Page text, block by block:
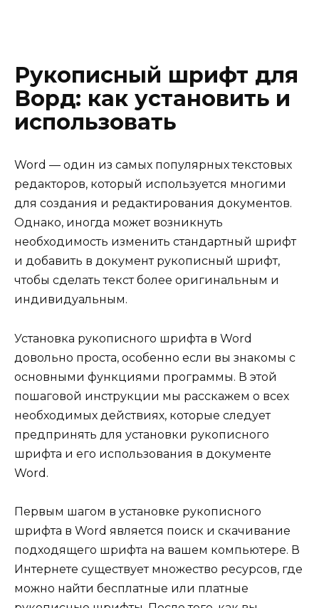
Рукописный шрифт для
Ворд: как установить и
использовать
Word — один из самых популярных текстовых
редакторов, который используется многими
для создания и редактирования документов.
Однако, иногда может возникнуть
необходимость изменить стандартный шрифт
и добавить в документ рукописный шрифт,
чтобы сделать текст более оригинальным и
индивидуальным.
Установка рукописного шрифта в Word
довольно проста, особенно если вы знакомы с
основными функциями программы. В этой
пошаговой инструкции мы расскажем о всех
необходимых действиях, которые следует
предпринять для установки рукописного
шрифта и его использования в документе
Word.
Первым шагом в установке рукописного
шрифта в Word является поиск и скачивание
подходящего шрифта на вашем компьютере. В
Интернете существует множество ресурсов, где
можно найти бесплатные или платные